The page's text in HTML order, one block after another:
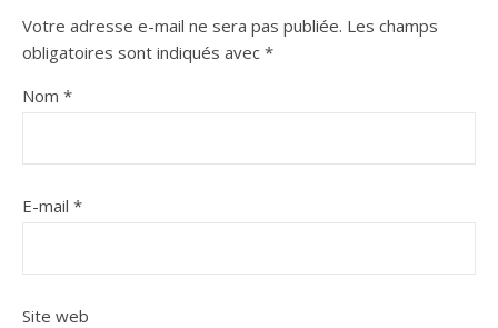
Votre adresse e-mail ne sera pas publiée. Les champs
obligatoires sont indiqués avec *
Nom *
E-mail *
Site web